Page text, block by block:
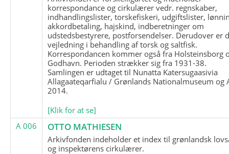
korrespondance og cirkulærer vedr. regnskaber,
indhandlingslister, torskefiskeri, udgiftslister,
akkordbetaling, hajskind, indberetninger om
udstedsbestyrere, postforsendelser. Derudover er
vejledning i behandling af torsk og saltfisk.
Korrespondancen kommer også fra Holsteinsborg
Godhavn. Perioden strækker sig fra 1931-38.
Samlingen er udtaget til Nunatta Katersugaasivia
Allagaateqarfialu / Grønlands Nationalmuseum og
2014.
[Klik for at se]
A 006
OTTO MATHIESEN
Arkivfonden indeholder et index til grønlandsk
og inspektørens cirkulærer.